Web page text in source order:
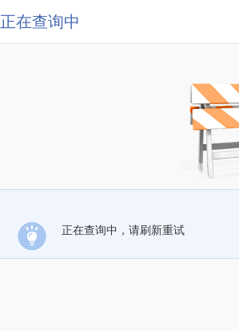
正在查询中
正在查询中，请刷新重试